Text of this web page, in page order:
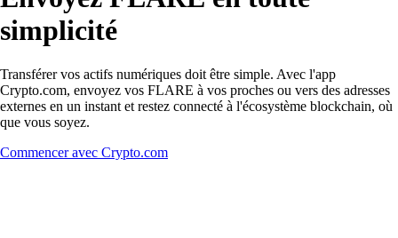
simplicité
Transférer vos actifs numériques doit être simple. Avec l'app
Crypto.com, envoyez vos FLARE à vos proches ou vers des adresses
externes en un instant et restez connecté à l'écosystème blockchain, où
que vous soyez.
Commencer avec Crypto.com